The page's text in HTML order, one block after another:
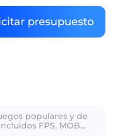
presupuesto
populares y de
FPS, MOBA,